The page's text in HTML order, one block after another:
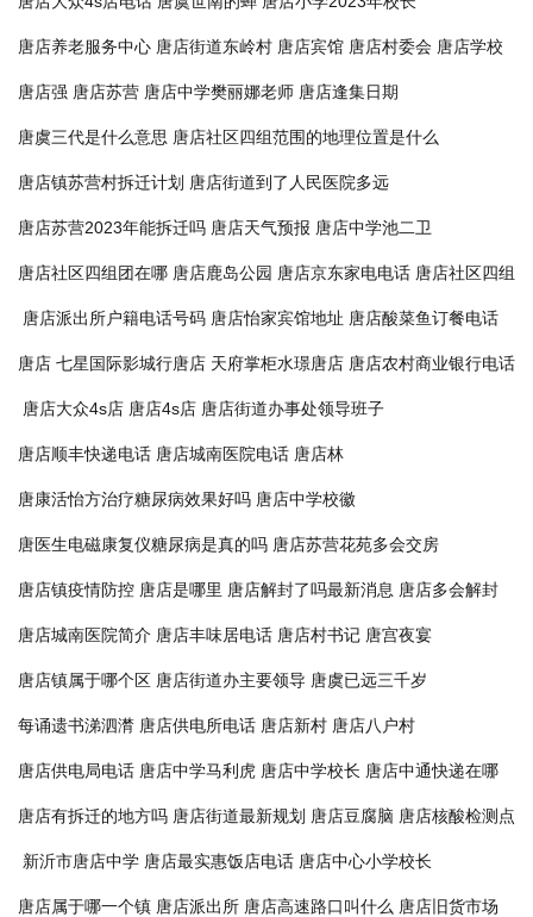
唐店养老服务中心 唐店街道东岭村 唐店宾馆 唐店村委会 唐店学校
唐店强 唐店苏营 唐店中学樊丽娜老师 唐店逢集日期
唐虞三代是什么意思 唐店社区四组范围的地理位置是什么
唐店镇苏营村拆迁计划 唐店街道到了人民医院多远
唐店苏营2023年能拆迁吗 唐店天气预报 唐店中学池二卫
唐店社区四组团在哪 唐店鹿岛公园 唐店京东家电电话 唐店社区四组
唐店派出所户籍电话号码 唐店怡家宾馆地址 唐店酸菜鱼订餐电话
唐店 七星国际影城行唐店 天府掌柜水璟唐店 唐店农村商业银行电话
唐店大众4s店 唐店4s店 唐店街道办事处领导班子
唐店顺丰快递电话 唐店城南医院电话 唐店林
唐康活怡方治疗糖尿病效果好吗 唐店中学校徽
唐医生电磁康复仪糖尿病是真的吗 唐店苏营花苑多会交房
唐店镇疫情防控 唐店是哪里 唐店解封了吗最新消息 唐店多会解封
唐店城南医院简介 唐店丰味居电话 唐店村书记 唐宫夜宴
唐店镇属于哪个区 唐店街道办主要领导 唐虞已远三千岁
每诵遗书涕泗潸 唐店供电所电话 唐店新村 唐店八户村
唐店供电局电话 唐店中学马利虎 唐店中学校长 唐店中通快递在哪
唐店有拆迁的地方吗 唐店街道最新规划 唐店豆腐脑 唐店核酸检测点
新沂市唐店中学 唐店最实惠饭店电话 唐店中心小学校长
唐店属于哪一个镇 唐店派出所 唐店高速路口叫什么 唐店旧货市场